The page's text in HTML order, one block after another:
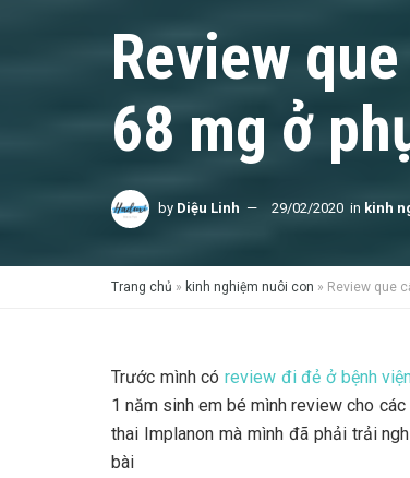
Review
68 mg ở
by Diệu Linh 29/02/2020 in kinh
Trang chủ » kinh nghiệm nuôi con » Review que
Trước mình có review đi đẻ ở bệnh
1 năm sinh em bé mình review cho
thai Implanon mà mình đã phải trải
bài